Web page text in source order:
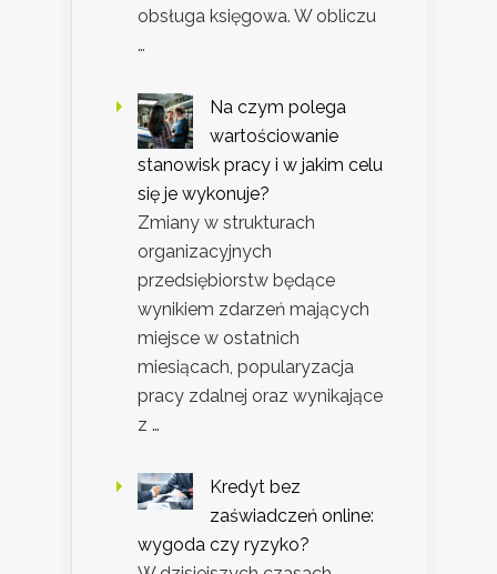
obsługa księgowa. W obliczu
…
Na czym polega
wartościowanie
stanowisk pracy i w jakim celu
się je wykonuje?
Zmiany w strukturach
organizacyjnych
przedsiębiorstw będące
wynikiem zdarzeń mających
miejsce w ostatnich
miesiącach, popularyzacja
pracy zdalnej oraz wynikające
z …
Kredyt bez
zaświadczeń online:
wygoda czy ryzyko?